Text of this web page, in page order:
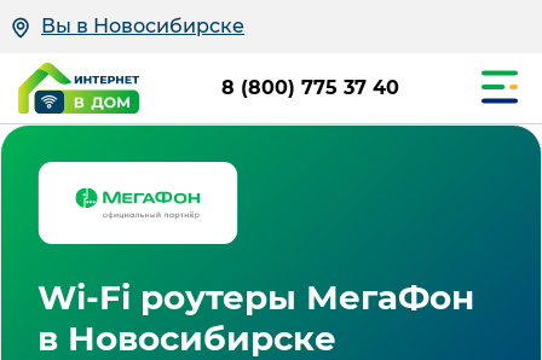
Вы в Новосибирске
8 (800) 775 37 40
Wi-Fi роутеры МегаФон
в Новосибирске